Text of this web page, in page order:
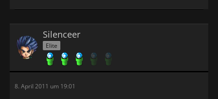
Silenceer
Elite
8. April 2011 um 19:01